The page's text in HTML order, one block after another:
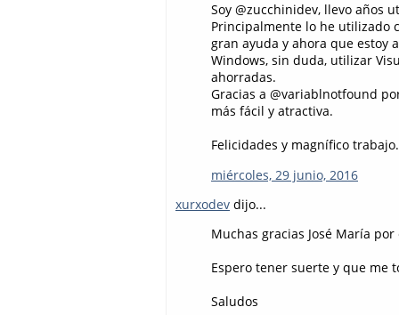
Soy @zucchinidev, llevo años
Principalmente lo he utilizado
gran ayuda y ahora que estoy
Windows, sin duda, utilizar
ahorradas.
Gracias a @variablnotfound
más fácil y atractiva.
Felicidades y magnífico trabajo.
miércoles, 29 junio, 2016
xurxodev dijo...
Muchas gracias José María
Espero tener suerte y que me
Saludos